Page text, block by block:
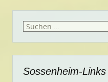
Suchen
Sossenheim-Links